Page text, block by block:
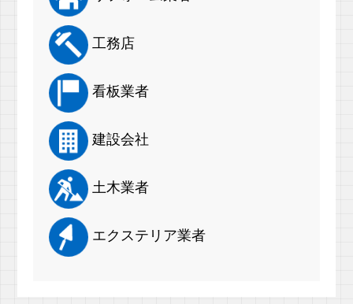
工務店
看板業者
建設会社
土木業者
エクステリア業者